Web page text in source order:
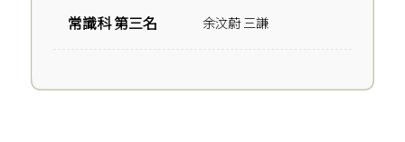
常識科 第三名 余汶蔚 三謙